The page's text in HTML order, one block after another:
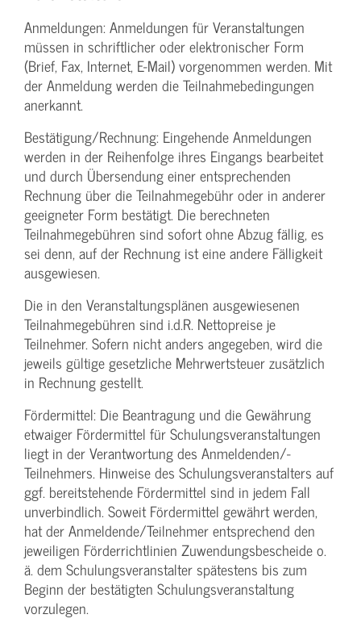
Anmeldungen: Anmeldungen für Veranstaltungen
müssen in schriftlicher oder elektronischer Form
(Brief, Fax, Internet, E-Mail) vorgenommen werden. Mit
der Anmeldung werden die Teilnahme­bedingungen
anerkannt.
Bestätigung­/Rechnung: Eingehende Anmeldungen
werden in der Reihenfolge ihres Eingangs bearbeitet
und durch Übersendung einer entsprechenden
Rechnung über die Teilnahmegebühr oder in anderer
geeigneter Form bestätigt. Die berechneten
Teilnahmegebühren sind sofort ohne Abzug fällig, es
sei denn, auf der Rechnung ist eine andere Fälligkeit
ausgewiesen.
Die in den Veranstaltungsplänen ausgewiesenen
Teilnahmegebühren sind i.d.R. Nettopreise je
Teilnehmer. Sofern nicht anders angegeben, wird die
jeweils gültige gesetzliche Mehrwertsteuer zusätzlich
in Rechnung gestellt.
Fördermittel: Die Beantragung und die Gewährung
etwaiger Fördermittel für Schulungs­veranstaltungen
liegt in der Verantwortung des Anmeldenden/­
Teilnehmers. Hinweise des Schulungs­veranstalters auf
ggf. bereitstehende Fördermittel sind in jedem Fall
unverbindlich. Soweit Fördermittel gewährt werden,
hat der Anmeldende/­Teilnehmer entsprechend den
jeweiligen Förderrichtlinien Zuwendungs­bescheide o.
ä. dem Schulungs­veranstalter spätestens bis zum
Beginn der bestätigten Schulungs­veranstaltung
vorzulegen.